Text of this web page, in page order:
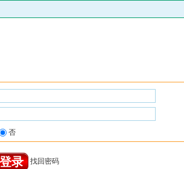
否
找回密码